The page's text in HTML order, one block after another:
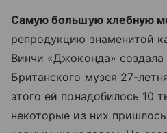
Самую большую хлебную
репродукцию знаменитой
Винчи «Джоконда» создала
Британского музея 27-
этого ей понадобилось 10
некоторые из них